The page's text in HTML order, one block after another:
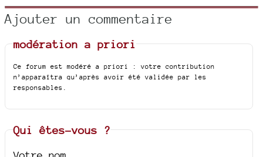
Ajouter un commentaire
modération a priori
Ce forum est modéré a priori : votre contribution
n’apparaîtra qu’après avoir été validée par les
responsables.
Qui êtes-vous ?